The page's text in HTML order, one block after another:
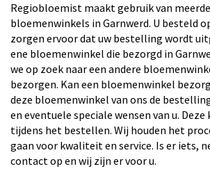
Regiobloemist maakt gebruik van
bloemenwinkels in Garnwerd. U besteld
zorgen ervoor dat uw bestelling wordt
ene bloemenwinkel die bezorgd in
we op zoek naar een andere
bezorgen. Kan een bloemenwinkel
deze bloemenwinkel van ons de
en eventuele speciale wensen van u.
tijdens het bestellen. Wij houden het
gaan voor kwaliteit en service. Is er iets,
contact op en wij zijn er voor u.